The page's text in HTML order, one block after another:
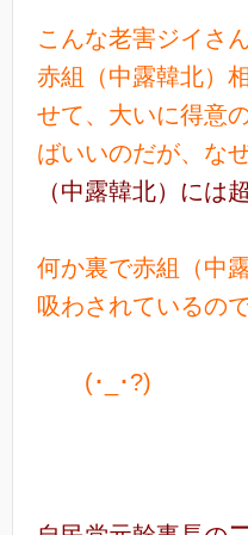
こんな老害ジイさ
赤組（中露韓北）
せて、大いに得意
ばいいのだが、な
（中露韓北）には
何か裏で赤組（中
吸わされているの
(･_･?)